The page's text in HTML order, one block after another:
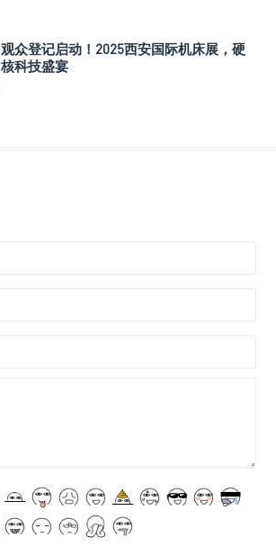
观众登记启动！2025西安国际机床展，硬
核科技盛宴